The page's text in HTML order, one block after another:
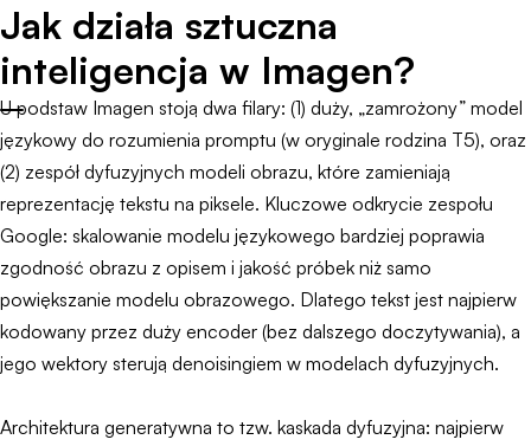
Jak działa sztuczna
inteligencja w Imagen?
U podstaw Imagen stoją dwa filary: (1) duży, „zamrożony” model
językowy do rozumienia promptu (w oryginale rodzina T5), oraz
(2) zespół dyfuzyjnych modeli obrazu, które zamieniają
reprezentację tekstu na piksele. Kluczowe odkrycie zespołu
Google: skalowanie modelu językowego bardziej poprawia
zgodność obrazu z opisem i jakość próbek niż samo
powiększanie modelu obrazowego. Dlatego tekst jest najpierw
kodowany przez duży encoder (bez dalszego doczytywania), a
jego wektory sterują denoisingiem w modelach dyfuzyjnych.
Architektura generatywna to tzw. kaskada dyfuzyjna: najpierw